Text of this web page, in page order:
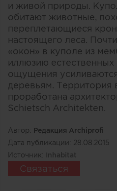
и живой природы.
обитают животные,
переплетающиеся
настоящего леса.
«окон» в куполе из
иллюзию естественных
ощущения
деревьям. Территория
проработана
Schietsch Architekten.
Автор: Редакция Archiprofi
Дата публикации: 28.08.2015
Источник: Inhabitat
Связаться